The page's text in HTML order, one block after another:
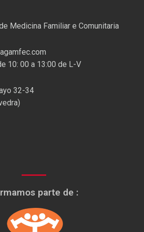
Medicina Familiar e Comunitaria
10: 00 a 13:00 de L-V
32-34
parte de :